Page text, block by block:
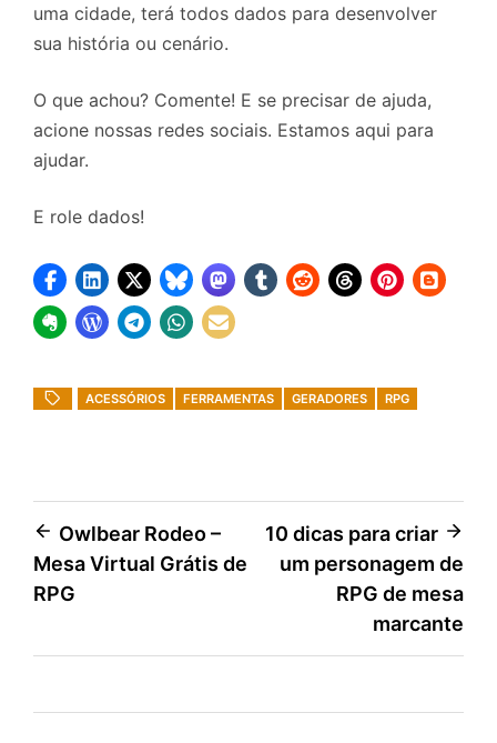
uma cidade, terá todos dados para desenvolver
sua história ou cenário.
O que achou? Comente! E se precisar de ajuda,
acione nossas redes sociais. Estamos aqui para
ajudar.
E role dados!
ACESSÓRIOS FERRAMENTAS GERADORES RPG
Navegação
de
Owlbear Rodeo –
Mesa Virtual Grátis de
RPG
10 dicas para criar
um personagem de
RPG de mesa
marcante